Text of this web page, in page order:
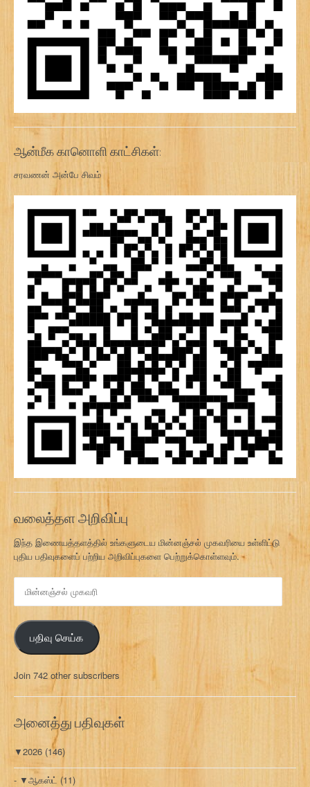
ஆன்மீக கானொளி காட்சிகள்:
சரவணன் அன்பே சிவம்
வலைத்தள அறிவிப்பு
இந்த இணையத்தளத்தில் உங்களுடைய மின்னஞ்சல் முகவரியை உள்ளிட்டு
புதிய பதிவுகளைப் பற்றிய அறிவிப்புகளை பெற்றுக்கொள்ளவும்.
ன
ஞ்
ச
ல்
க
வ
பதிவு செய்க
Join 742 other subscribers
அனைத்து பதிவுகள்
▼2026 (146)
▼ஆகஸ்ட் (11)